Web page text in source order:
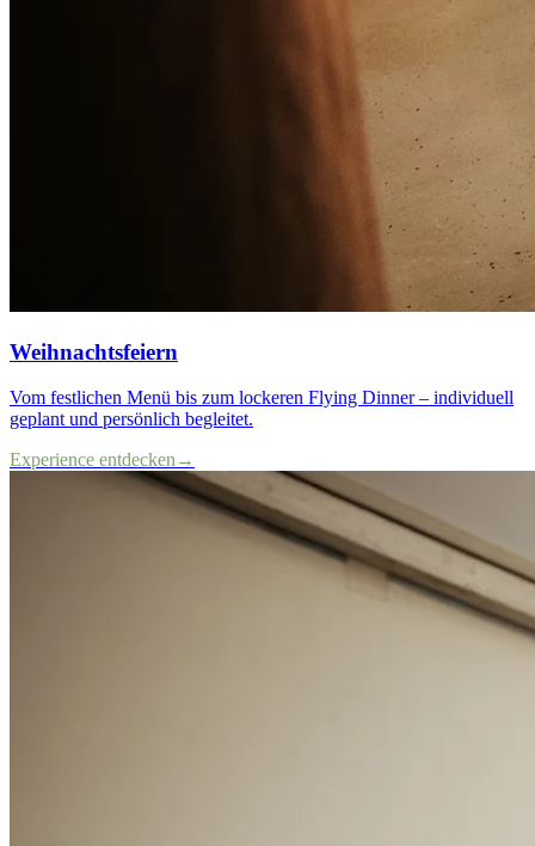
Weihnachtsfeiern
Vom festlichen Menü bis zum lockeren Flying Dinner – individuell
geplant und persönlich begleitet.
Experience entdecken →